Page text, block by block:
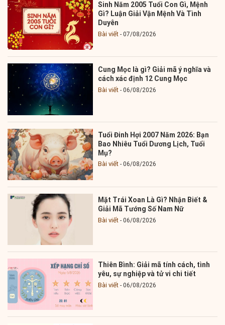
Sinh Năm 2005 Tuổi Con Gì, Mệnh
Gì? Luận Giải Vận Mệnh Và Tình
Duyên
Bài viết 07/08/2026
Cung Mọc là gì? Giải mã ý nghĩa và
cách xác định 12 Cung Mọc
Bài viết 06/08/2026
Tuổi Đinh Hợi 2007 Năm 2026: Bạn
Bao Nhiêu Tuổi Dương Lịch, Tuổi
Mụ?
Bài viết 06/08/2026
Mặt Trái Xoan Là Gì? Nhận Biết &
Giải Mã Tướng Số Nam Nữ
Bài viết 06/08/2026
Thiên Bình: Giải mã tính cách, tình
yêu, sự nghiệp và tử vi chi tiết
Bài viết 06/08/2026